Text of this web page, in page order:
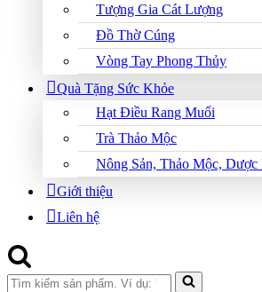
Tượng Gia Cát Lượng
Đồ Thờ Cúng
Vòng Tay Phong Thủy
Quà Tặng Sức Khỏe
Hạt Điều Rang Muối
Trà Thảo Mộc
Nông Sản, Thảo Mộc, Dược
Giới thiệu
Liên hệ
Search